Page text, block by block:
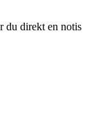
du direkt en notis